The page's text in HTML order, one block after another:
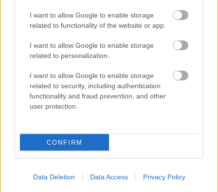
I want to allow Google to enable storage
related to functionality of the website or app.
I want to allow Google to enable storage
related to personalization.
I want to allow Google to enable storage
related to security, including authentication
functionality and fraud prevention, and other
user protection.
CONFIRM
Data Deletion Data Access Privacy Policy
Κοινωνία